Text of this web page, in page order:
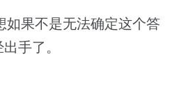
果不是无法确定这个答
手了。